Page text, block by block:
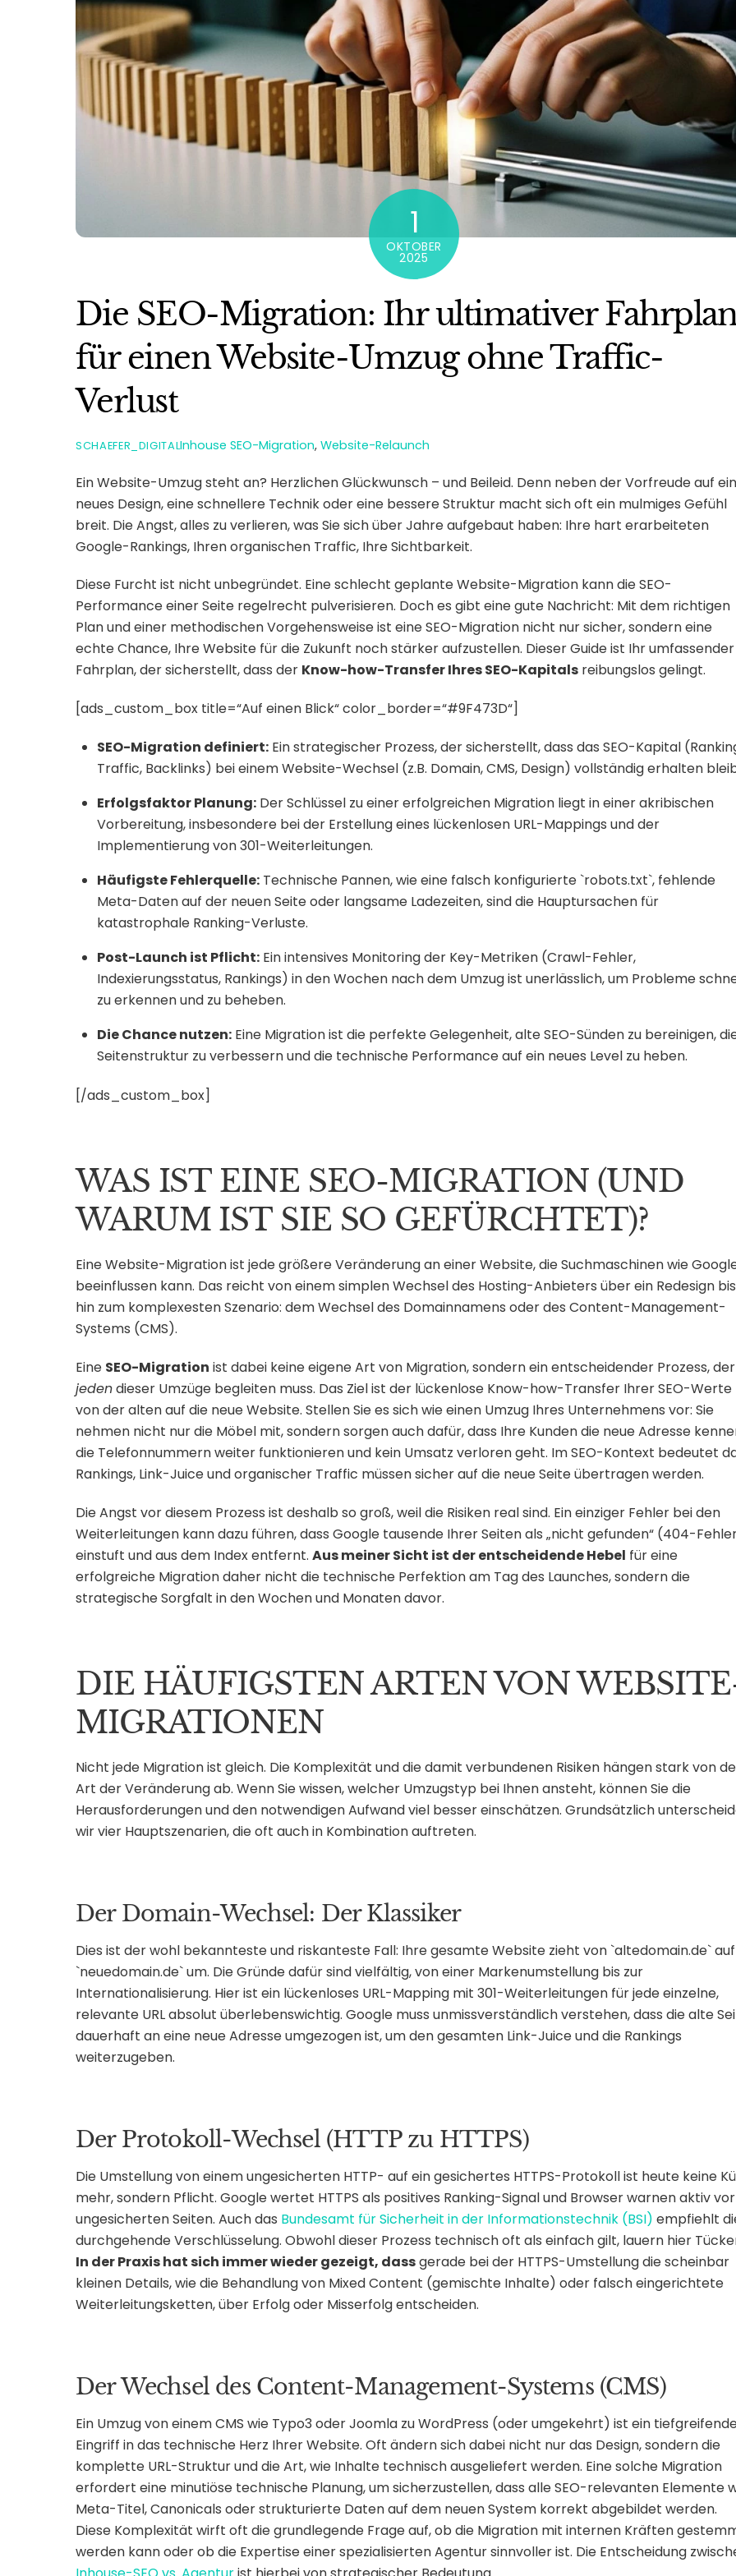
1
OKTOBER
2025
Die SEO-Migration: Ihr ultimativer
für einen Website-Umzug ohne Traffic-
Verlust
SCHAEFER_DIGITALInhouse SEO-Migration,Website-Relaunch
Ein Website-Umzug steht an? Herzlichen Glückwunsch – und Beileid. Denn neben der Vorfreude auf ein
neues Design, eine schnellere Technik oder eine bessere Struktur macht sich oft ein mulmiges Gefühl
breit. Die Angst, alles zu verlieren, was Sie sich über Jahre aufgebaut haben: Ihre hart erarbeiteten
Google-Rankings, Ihren organischen Traffic, Ihre Sichtbarkeit.
Diese Furcht ist nicht unbegründet. Eine schlecht geplante Website-Migration kann die SEO-
Performance einer Seite regelrecht pulverisieren. Doch es gibt eine gute Nachricht: Mit dem richtigen
Plan und einer methodischen Vorgehensweise ist eine SEO-Migration nicht nur sicher, sondern eine
echte Chance, Ihre Website für die Zukunft noch stärker aufzustellen. Dieser Guide ist Ihr umfassender
Fahrplan, der sicherstellt, dass der Know-how-Transfer Ihres SEO-Kapitals reibungslos gelingt.
[ads_custom_box title=“Auf einen Blick“ color_border=“#9F473D“]
SEO-Migration definiert:Ein strategischer Prozess, der sicherstellt, dass das SEO-Kapital
Traffic, Backlinks) bei einem Website-Wechsel (z.B. Domain, CMS, Design) vollständig erhalten
Erfolgsfaktor Planung:Der Schlüssel zu einer erfolgreichen Migration liegt in einer akribischen
Vorbereitung, insbesondere bei der Erstellung eines lückenlosen URL-Mappings und der
Implementierung von 301-Weiterleitungen.
Häufigste Fehlerquelle:Technische Pannen, wie eine falsch konfigurierte `robots.txt`, fehlende
Meta-Daten auf der neuen Seite oder langsame Ladezeiten, sind die Hauptursachen für
katastrophale Ranking-Verluste.
Post-Launch ist Pflicht:Ein intensives Monitoring der Key-Metriken (Crawl-Fehler,
Indexierungsstatus, Rankings) in den Wochen nach dem Umzug ist unerlässlich, um Probleme
zu erkennen und zu beheben.
Die Chance nutzen:Eine Migration ist die perfekte Gelegenheit, alte SEO-Sünden zu bereinigen,
Seitenstruktur zu verbessern und die technische Performance auf ein neues Level zu heben.
[/ads_custom_box]
WAS IST EINE SEO-MIGRATION (UND
WARUM IST SIE SO GEFÜRCHTET)?
Eine Website-Migration ist jede größere Veränderung an einer Website, die Suchmaschinen wie
beeinflussen kann. Das reicht von einem simplen Wechsel des Hosting-Anbieters über ein Redesign bis
hin zum komplexesten Szenario: dem Wechsel des Domainnamens oder des Content-Management-
Systems (CMS).
Eine SEO-Migration ist dabei keine eigene Art von Migration, sondern ein entscheidender Prozess, der
jedendieser Umzüge begleiten muss. Das Ziel ist der lückenlose Know-how-Transfer Ihrer SEO-Werte
von der alten auf die neue Website. Stellen Sie es sich wie einen Umzug Ihres Unternehmens vor: Sie
nehmen nicht nur die Möbel mit, sondern sorgen auch dafür, dass Ihre Kunden die neue Adresse
die Telefonnummern weiter funktionieren und kein Umsatz verloren geht. Im SEO-Kontext bedeutet
Rankings, Link-Juice und organischer Traffic müssen sicher auf die neue Seite übertragen werden.
Die Angst vor diesem Prozess ist deshalb so groß, weil die Risiken real sind. Ein einziger Fehler bei den
Weiterleitungen kann dazu führen, dass Google tausende Ihrer Seiten als „nicht gefunden“ (404-
einstuft und aus dem Index entfernt. Aus meiner Sicht ist der entscheidende Hebel für eine
erfolgreiche Migration daher nicht die technische Perfektion am Tag des Launches, sondern die
strategische Sorgfalt in den Wochen und Monaten davor.
DIE HÄUFIGSTEN ARTEN VON
MIGRATIONEN
Nicht jede Migration ist gleich. Die Komplexität und die damit verbundenen Risiken hängen stark von
Art der Veränderung ab. Wenn Sie wissen, welcher Umzugstyp bei Ihnen ansteht, können Sie die
Herausforderungen und den notwendigen Aufwand viel besser einschätzen. Grundsätzlich
wir vier Hauptszenarien, die oft auch in Kombination auftreten.
Der Domain-Wechsel: Der Klassiker
Dies ist der wohl bekannteste und riskanteste Fall: Ihre gesamte Website zieht von `altedomain.de` auf
`neuedomain.de` um. Die Gründe dafür sind vielfältig, von einer Markenumstellung bis zur
Internationalisierung. Hier ist ein lückenloses URL-Mapping mit 301-Weiterleitungen für jede einzelne,
relevante URL absolut überlebenswichtig. Google muss unmissverständlich verstehen, dass die alte
dauerhaft an eine neue Adresse umgezogen ist, um den gesamten Link-Juice und die Rankings
weiterzugeben.
Der Protokoll-Wechsel (HTTP zu HTTPS)
Die Umstellung von einem ungesicherten HTTP- auf ein gesichertes HTTPS-Protokoll ist heute keine
mehr, sondern Pflicht. Google wertet HTTPS als positives Ranking-Signal und Browser warnen aktiv vor
ungesicherten Seiten. Auch das Bundesamt für Sicherheit in der Informationstechnik (BSI) empfiehlt
durchgehende Verschlüsselung. Obwohl dieser Prozess technisch oft als einfach gilt, lauern hier
In der Praxis hat sich immer wieder gezeigt, dassgerade bei der HTTPS-Umstellung die scheinbar
kleinen Details, wie die Behandlung von Mixed Content (gemischte Inhalte) oder falsch eingerichtete
Weiterleitungsketten, über Erfolg oder Misserfolg entscheiden.
Der Wechsel des Content-Management-Systems (CMS)
Ein Umzug von einem CMS wie Typo3 oder Joomla zu WordPress (oder umgekehrt) ist ein
Eingriff in das technische Herz Ihrer Website. Oft ändern sich dabei nicht nur das Design, sondern die
komplette URL-Struktur und die Art, wie Inhalte technisch ausgeliefert werden. Eine solche Migration
erfordert eine minutiöse technische Planung, um sicherzustellen, dass alle SEO-relevanten Elemente
Meta-Titel, Canonicals oder strukturierte Daten auf dem neuen System korrekt abgebildet werden.
Diese Komplexität wirft oft die grundlegende Frage auf, ob die Migration mit internen Kräften
werden kann oder ob die Expertise einer spezialisierten Agentur sinnvoller ist. Die Entscheidung